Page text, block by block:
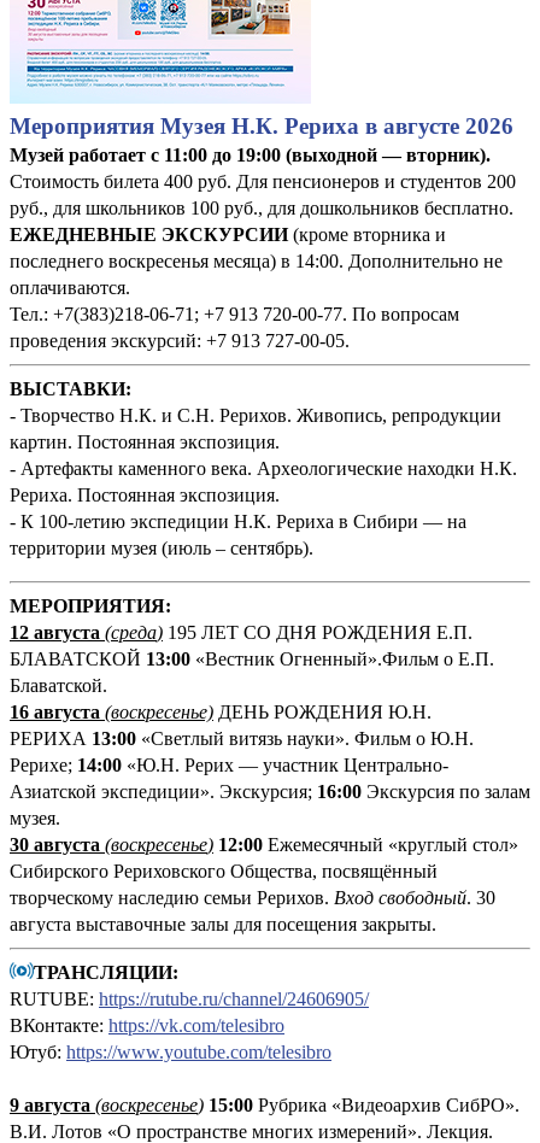
Мероприятия Музея Н.К. Рериха в августе 2026
Музей работает с 11:00 до 19:00 (выходной — вторник).
Стоимость билета 400 руб. Для пенсионеров и студентов 200
руб., для школьников 100 руб., для дошкольников бесплатно.
ЕЖЕДНЕВНЫЕ ЭКСКУРСИИ(кроме вторника и
последнего воскресенья месяца) в 14:00. Дополнительно не
оплачиваются.
Тел.: +7(383)218-06-71; +7 913 720-00-77. По вопросам
проведения экскурсий: +7 913 727-00-05.
ВЫСТАВКИ:
- Творчество Н.К. и С.Н. Рерихов. Живопись, репродукции
картин. Постоянная экспозиция.
- Артефакты каменного века. Археологические находки Н.К.
Рериха. Постоянная экспозиция.
- К 100-летию экспедиции Н.К. Рериха в Сибири — на
территории музея (июль – сентябрь).
МЕРОПРИЯТИЯ:
12 августа (среда) 195 ЛЕТ СО ДНЯ РОЖДЕНИЯ Е.П.
БЛАВАТСКОЙ 13:00 «Вестник Огненный».Фильм о Е.П.
Блаватской.
16 августа (воскресенье) ДЕНЬ РОЖДЕНИЯ Ю.Н.
РЕРИХА 13:00 «Светлый витязь науки». Фильм о Ю.Н.
Рерихе; 14:00 «Ю.Н. Рерих — участник Центрально-
Азиатской экспедиции». Экскурсия; 16:00 Экскурсия по залам
музея.
30 августа (воскресенье) 12:00 Ежемесячный «круглый стол»
Сибирского Рериховского Общества, посвящённый
творческому наследию семьи Рерихов. Вход свободный. 30
августа выставочные залы для посещения закрыты.
ТРАНСЛЯЦИИ:
RUTUBE: https://rutube.ru/channel/24606905/
ВКонтакте: https://vk.com/telesibro
Ютуб: https://www.youtube.com/telesibro
9 августа (воскресенье) 15:00 Рубрика «Видеоархив СибРО».
В.И. Лотов «О пространстве многих измерений». Лекция.